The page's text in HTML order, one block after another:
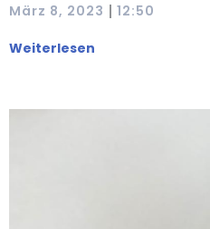
März 8, 2023 | 12:50
Weiterlesen